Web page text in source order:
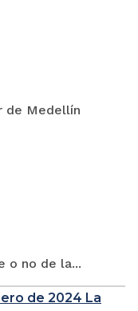
de Medellín
o no de la...
de 2024 La